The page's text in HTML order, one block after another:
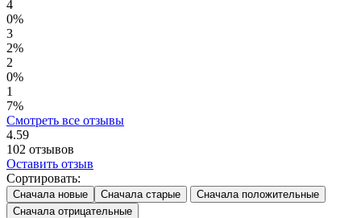
4
0%
3
2%
2
0%
1
7%
Смотреть все отзывы
4.59
102 отзывов
Оставить отзыв
Сортировать:
Сначала новые Сначала старые
Сначала положительные
Сначала отрицательные